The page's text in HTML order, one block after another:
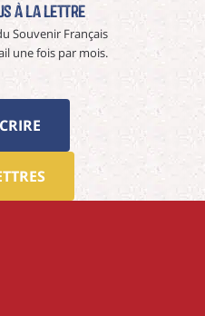
à La Lettre
Souvenir Français
une fois par mois.